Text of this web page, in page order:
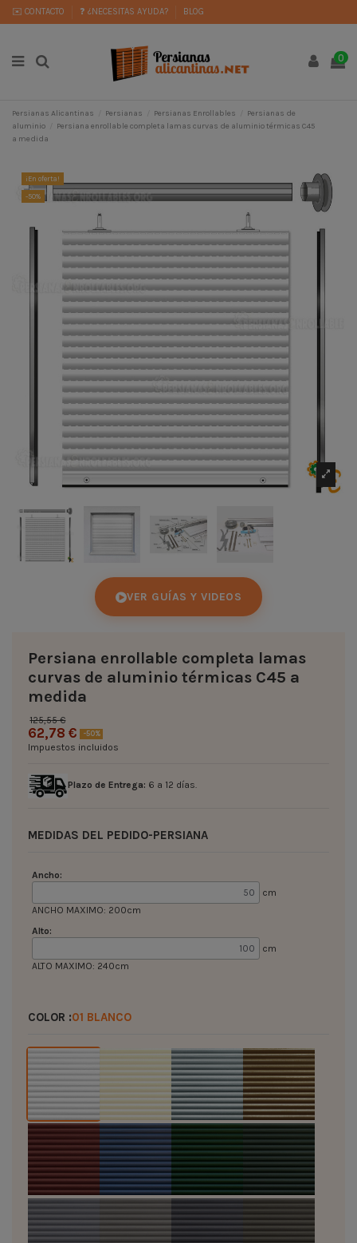
✉️ CONTACTO ❓ ¿NECESITAS AYUDA? BLOG
0
Persianas Alicantinas Persianas Persianas Enrollables
Persianas de
aluminio
Persiana enrollable completa lamas curvas de aluminio térmicas C45
a medida
¡En oferta!
-50%
VER GUÍAS Y VIDEOS
Persiana enrollable completa lamas
curvas de aluminio térmicas C45 a
medida
125,55 €
62,78 € -50%
Impuestos incluidos
Plazo de Entrega: 6 a 12 días.
MEDIDAS DEL PEDIDO-PERSIANA
Ancho:
cm
ANCHO MAXIMO: 200cm
Alto:
cm
ALTO MAXIMO: 240cm
COLOR :01 BLANCO